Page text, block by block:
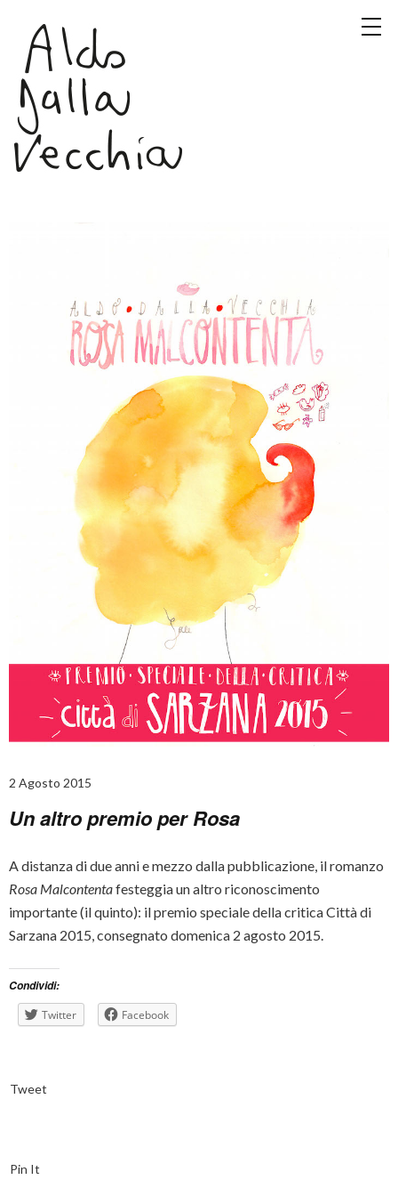
2 Agosto 2015
Un altro premio per Rosa
A distanza di due anni e mezzo dalla pubblicazione, il romanzo
Rosa Malcontentafesteggia un altro riconoscimento
importante (il quinto): il premio speciale della critica Città di
Sarzana 2015, consegnato domenica 2 agosto 2015.
Condividi:
Twitter
Facebook
Tweet
Pin It